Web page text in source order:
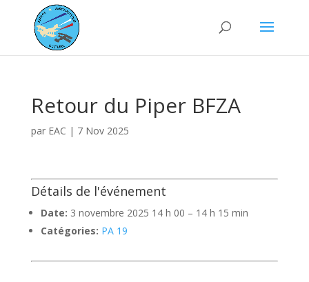
Retour du Piper BFZA
par EAC | 7 Nov 2025
Détails de l'événement
Date: 3 novembre 2025 14 h 00 – 14 h 15 min
Catégories: PA 19